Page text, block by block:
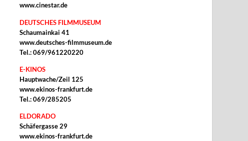
www.cinestar.de
DEUTSCHES FILMMUSEUM
Schaumainkai 41
www.deutsches-filmmuseum.de
Tel.: 069/961220220
E-KINOS
Hauptwache/Zeil 125
www.ekinos-frankfurt.de
Tel.: 069/285205
ELDORADO
Schäfergasse 29
www.ekinos-frankfurt.de